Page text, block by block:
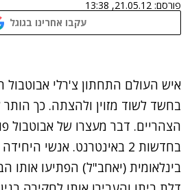
פורסם: 21.05.12, 13:38
עקבו אחרינו בגוגל
נתקלנו בבעיה
איש העולם התחתון צ'רלי אבוטבול
בחשד לשוד מזוין ולהצתה. כך
הצהריים. דבר מעצרו של אבוטבול
בחדשות 2 באינטרנט. אנשי
בינלאומית (יאחב"ל) הפתיעו אותו